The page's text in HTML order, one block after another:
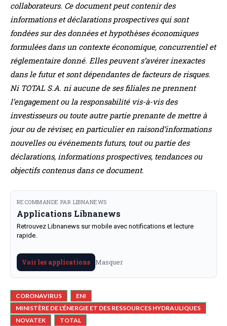
collaborateurs. Ce document peut contenir des
informations et déclarations prospectives qui sont
fondées sur des données et hypothèses économiques
formulées dans un contexte économique, concurrentiel et
réglementaire donné. Elles peuvent s’avérer inexactes
dans le futur et sont dépendantes de facteurs de risques.
Ni TOTAL S.A. ni aucune de ses filiales ne prennent
l’engagement ou la responsabilité vis-à-vis des
investisseurs ou toute autre partie prenante de mettre à
jour ou de réviser, en particulier en raisond’informations
nouvelles ou événements futurs, tout ou partie des
déclarations, informationsprospectives, tendances ou
objectifs contenus dans ce document.
RECOMMANDE PAR LIBNANEWS
Applications Libnanews
Retrouvez Libnanews sur mobile avec notifications et lecture
rapide.
Voir les applications Masquer
CORONAVIRUS
ENI
MINISTÈRE DE L'ÉNERGIE ET DES RESSOURCES HYDRAULIQUES
NOVATEK
TOTAL